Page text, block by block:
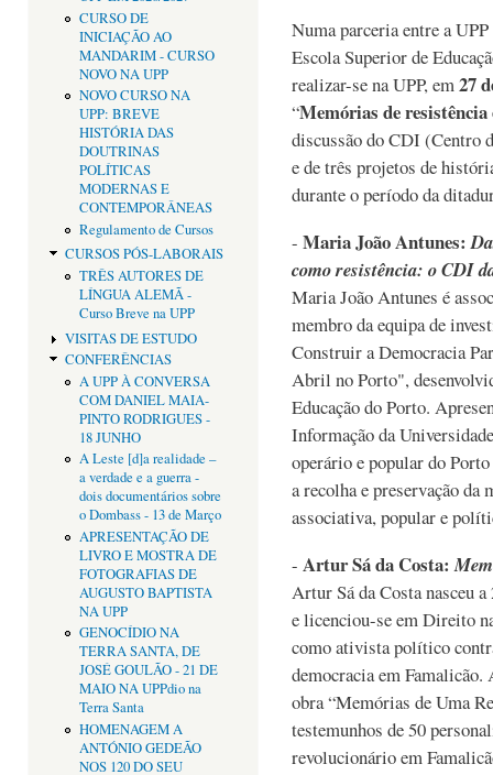
CURSO DE
INICIAÇÃO AO
MANDARIM - CURSO
NOVO NA UPP
NOVO CURSO NA
UPP: BREVE
HISTÓRIA DAS
DOUTRINAS
POLÍTICAS
MODERNAS E
CONTEMPORÂNEAS
Regulamento de Cursos
CURSOS PÓS-LABORAIS
TRÊS AUTORES DE
LÍNGUA ALEMÃ -
Curso Breve na UPP
VISITAS DE ESTUDO
CONFERÊNCIAS
A UPP À CONVERSA
COM DANIEL MAIA-
PINTO RODRIGUES -
18 JUNHO
A Leste [d]a realidade –
a verdade e a guerra -
dois documentários sobre
o Dombass - 13 de Março
APRESENTAÇÃO DE
LIVRO E MOSTRA DE
FOTOGRAFIAS DE
AUGUSTO BAPTISTA
NA UPP
GENOCÍDIO NA
TERRA SANTA, DE
JOSÉ GOULÃO - 21 DE
MAIO NA UPPdio na
Terra Santa
HOMENAGEM A
ANTÓNIO GEDEÃO
NOS 120 DO SEU
Numa parceria entre a
Escola Superior de
realizar-se na UPP, em27
“Memórias de resistência
discussão do CDI (Centro
e de três projetos de
durante o período da
- Maria João Antunes:
como resistência: o CDI
Maria João Antunes é
membro da equipa de
Construir a Democracia
Abril no Porto",
Educação do Porto.
Informação da
operário e popular do
a recolha e preservação
associativa, popular e
- Artur Sá da Costa:
Artur Sá da Costa nasceu
e licenciou-se em Direito
como ativista político
democracia em
obra “Memórias de Uma
testemunhos de 50
revolucionário em